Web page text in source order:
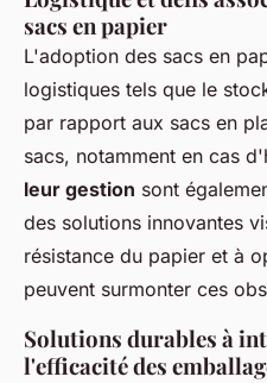
sacs en papier
L'adoption des sacs en
logistiques tels que le
par rapport aux sacs en
sacs, notamment en cas
leur gestion sont
des solutions innovantes
résistance du papier et à
peuvent surmonter ces
Solutions durables à
l'efficacité des